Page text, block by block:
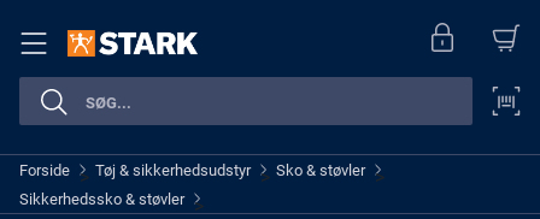
Forside > Tøj & sikkerhedsudstyr > Sko & støvler >
Sikkerhedssko & støvler >